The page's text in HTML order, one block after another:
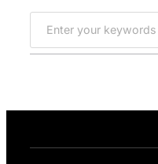
a
h